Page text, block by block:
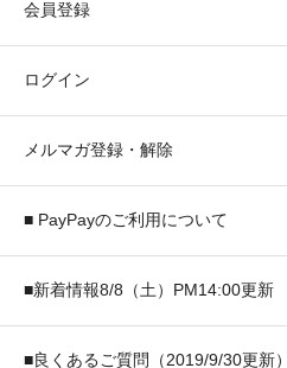
会員登録
ログイン
メルマガ登録・解除
■ PayPayのご利用について
■新着情報8/8（土）PM14:00更新
■良くあるご質問（2019/9/30更新）